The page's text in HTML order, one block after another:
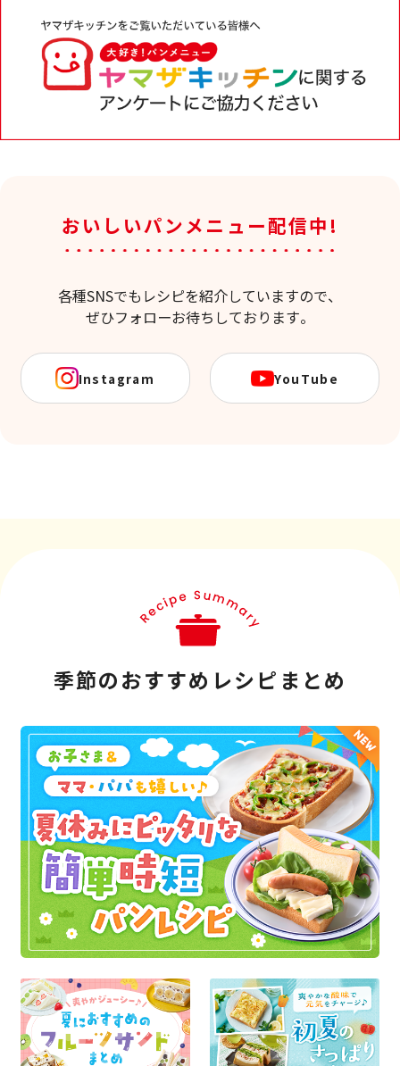
おいしいパンメニュー配信中!
各種SNSでもレシピを紹介していますので、
ぜひフォローお待ちしております。
Instagram YouTube
季節のおすすめレシピまとめ